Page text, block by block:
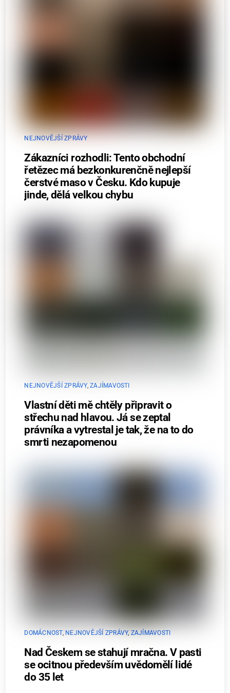
NEJNOVĚJŠÍ ZPRÁVY
Zákazníci rozhodli: Tento obchodní
řetězec má bezkonkurenčně nejlepší
čerstvé maso v Česku. Kdo kupuje
jinde, dělá velkou chybu
NEJNOVĚJŠÍ ZPRÁVY,ZAJÍMAVOSTI
Vlastní děti mě chtěly připravit o
střechu nad hlavou. Já se zeptal
právníka a vytrestal je tak, že na to do
smrti nezapomenou
DOMÁCNOST, NEJNOVĚJŠÍ ZPRÁVY, ZAJÍMAVOSTI
Nad Českem se stahují mračna. V pasti
se ocitnou především uvědomělí lidé
do 35 let